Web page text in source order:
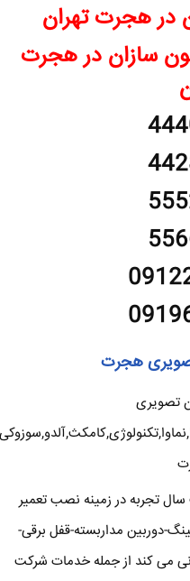
در هجرت تهران
سازان در هجرت
هجرت
تصویری
تجربه در زمینه نصب تعمیر
دوربین مداربسته-قفل برقی-
می کند از جمله خدمات شرکت